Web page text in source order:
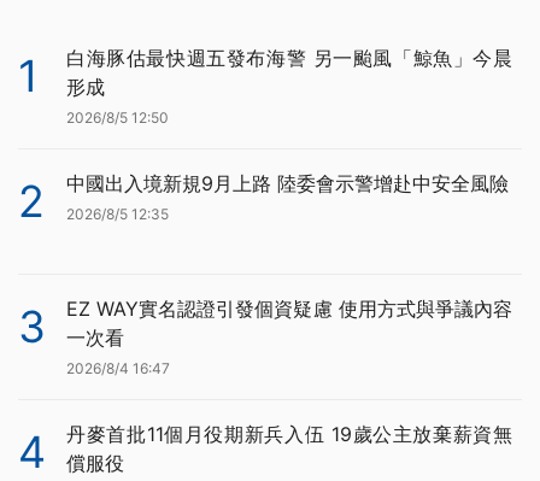
1
白海豚估最快週五發布海警 另一颱風「鯨魚」今晨
形成
2026/8/5 12:50
2 中國出入境新規9月上路 陸委會示警增赴中安全風險
2026/8/5 12:35
3
EZ WAY實名認證引發個資疑慮 使用方式與爭議內容
一次看
2026/8/4 16:47
4
丹麥首批11個月役期新兵入伍 19歲公主放棄薪資無
償服役